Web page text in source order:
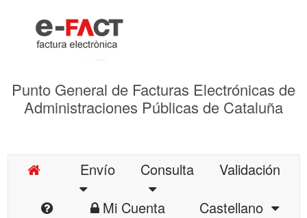
Punto General de Facturas Electrónicas de
Administraciones Públicas de Cataluña
Envío Consulta
Validación
Mi Cuenta
Castellano